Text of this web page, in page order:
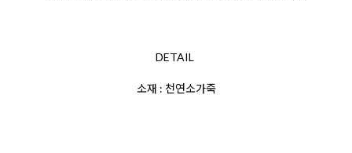
DETAIL
소재 : 천연소가죽